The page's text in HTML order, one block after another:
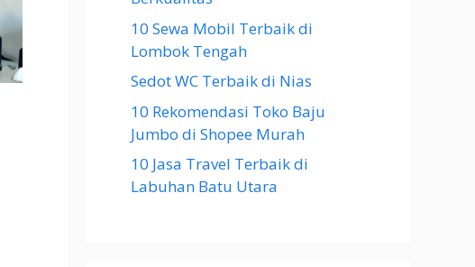
10 Sewa Mobil Terbaik di
Lombok Tengah
Sedot WC Terbaik di Nias
10 Rekomendasi Toko Baju
Jumbo di Shopee Murah
10 Jasa Travel Terbaik di
Labuhan Batu Utara